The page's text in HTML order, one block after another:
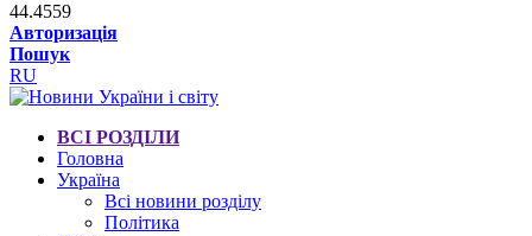
44.4559
Авторизація
Пошук
RU
ВСІ РОЗДІЛИ
Головна
Україна
Всі новини розділу
Політика